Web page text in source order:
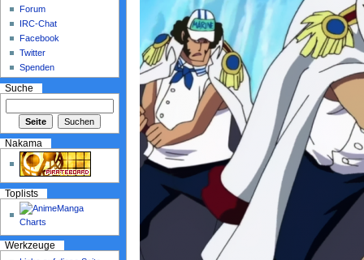
Forum
IRC-Chat
Facebook
Twitter
Spenden
Suche
Nakama
Toplists
Werkzeuge